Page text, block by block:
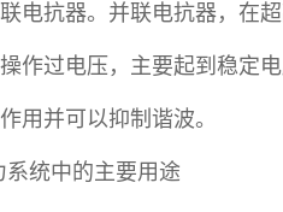
电抗器。并联电抗器，在
作过电压，主要起到稳定
用并可以抑制谐波。
系统中的主要用途